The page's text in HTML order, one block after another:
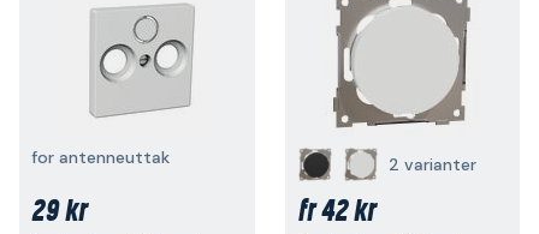
for antenneuttak
29 kr
2 varianter
fr42 kr